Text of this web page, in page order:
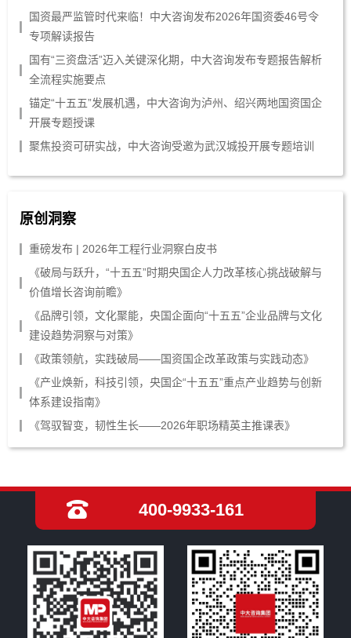
国资最严监管时代来临！中大咨询发布2026年国资委46号令
专项解读报告
国有“三资盘活”迈入关键深化期，中大咨询发布专题报告解析
全流程实施要点
锚定“十五五”发展机遇，中大咨询为泸州、绍兴两地国资国企
开展专题授课
聚焦投资可研实战，中大咨询受邀为武汉城投开展专题培训
原创洞察
重磅发布 | 2026年工程行业洞察白皮书
《破局与跃升，“十五五”时期央国企人力改革核心挑战破解与
价值增长咨询前瞻》
《品牌引领，文化聚能，央国企面向“十五五”企业品牌与文化
建设趋势洞察与对策》
《政策领航，实践破局——国资国企改革政策与实践动态》
《产业焕新，科技引领，央国企“十五五”重点产业趋势与创新
体系建设指南》
《驾驭智变，韧性生长——2026年职场精英主推课表》
400-9933-161